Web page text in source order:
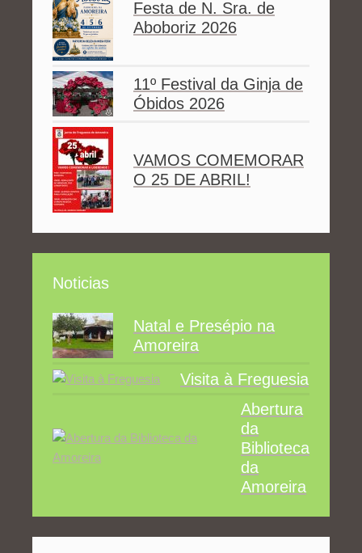
Festa de N. Sra. de
Aboboriz 2026
11º Festival da Ginja de
Óbidos 2026
VAMOS COMEMORAR
O 25 DE ABRIL!
Noticias
Natal e Presépio na
Amoreira
Visita à Freguesia
Abertura
da
Biblioteca
da
Amoreira